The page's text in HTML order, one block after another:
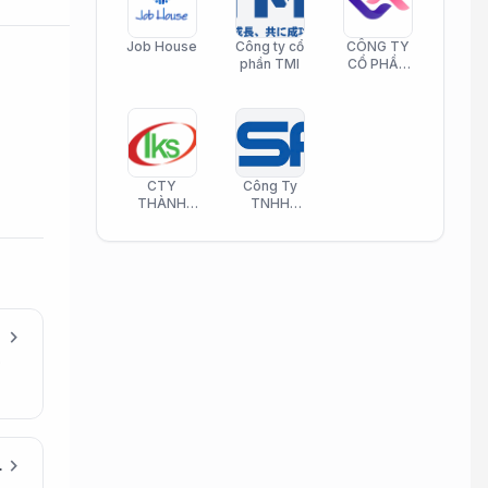
chevron_right
đào tạo) chevron_right
Job House
Công ty cổ
phần TMI
CÔNG TY
CỔ PHẦN
CTY
THÀNH
PHAMATECH
Công Ty
TNHH
Phần Mềm